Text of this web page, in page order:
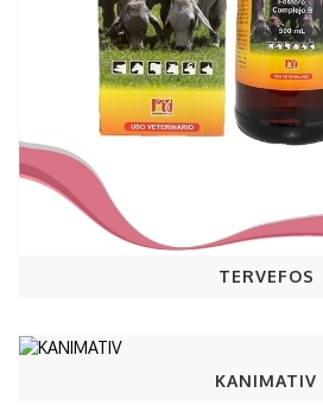
TERVEFOS
KANIMATIV